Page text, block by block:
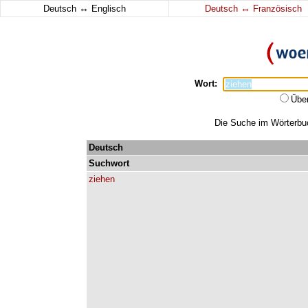
Deutsch ↔ Englisch Deutsch ↔ Französisch
Wort:
Die Suche im
Deutsch
Suchwort
ziehen